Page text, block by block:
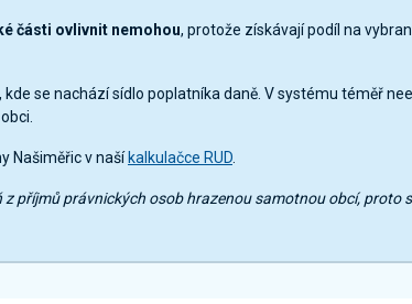
části ovlivnit nemohou, protože získávají podíl na
kde se nachází sídlo poplatníka daně. V systému téměř
Našiměřic v naší kalkulačce RUD
příjmů právnických osob hrazenou samotnou obcí, proto